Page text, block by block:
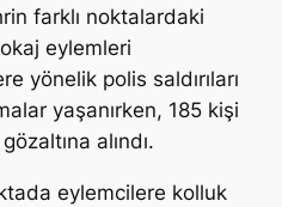
farklı noktalardaki
eylemleri
yönelik polis saldırıları
yaşanırken, 185 kişi
alındı.
eylemcilere kolluk